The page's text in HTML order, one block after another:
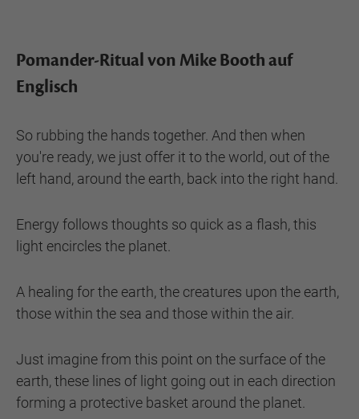
Pomander-Ritual von Mike Booth auf
Englisch
So rubbing the hands together. And then when
you're ready, we just offer it to the world, out of the
left hand, around the earth, back into the right hand.
Energy follows thoughts so quick as a flash, this
light encircles the planet.
A healing for the earth, the creatures upon the earth,
those within the sea and those within the air.
Just imagine from this point on the surface of the
earth, these lines of light going out in each direction
forming a protective basket around the planet.